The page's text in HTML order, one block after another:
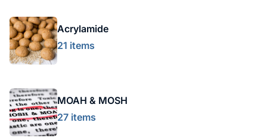
Acrylamide
21 items
MOAH & MOSH
27 items